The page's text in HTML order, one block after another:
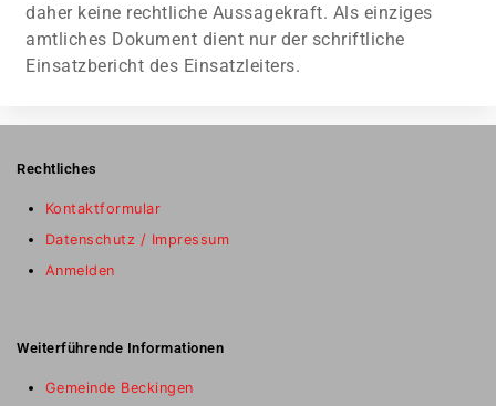
daher keine rechtliche Aussagekraft. Als einziges
amtliches Dokument dient nur der schriftliche
Einsatzbericht des Einsatzleiters.
Rechtliches
Kontaktformular
Datenschutz / Impressum
Anmelden
Weiterführende Informationen
Gemeinde Beckingen